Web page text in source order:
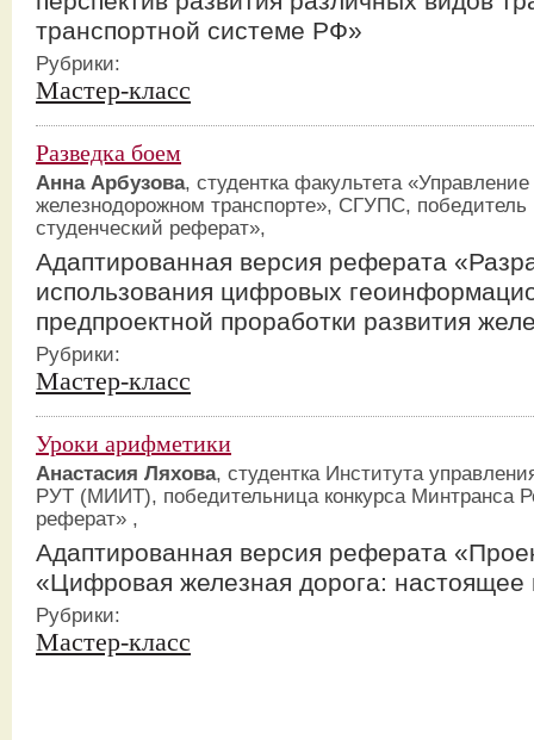
транспортной системе РФ»
Рубрики:
Мастер-класс
Разведка боем
Анна Арбузова, студентка факультета
железнодорожном транспорте», CГУПС,
студенческий реферат»,
Адаптированная версия реферата
использования цифровых
предпроектной проработки развития
Рубрики:
Мастер-класс
Уроки арифметики
Анастасия Ляхова, студентка Института
РУТ (МИИТ), победительница конкурса Минтранса
реферат» ,
Адаптированная версия реферата
«Цифровая железная дорога: настоящее
Рубрики:
Мастер-класс